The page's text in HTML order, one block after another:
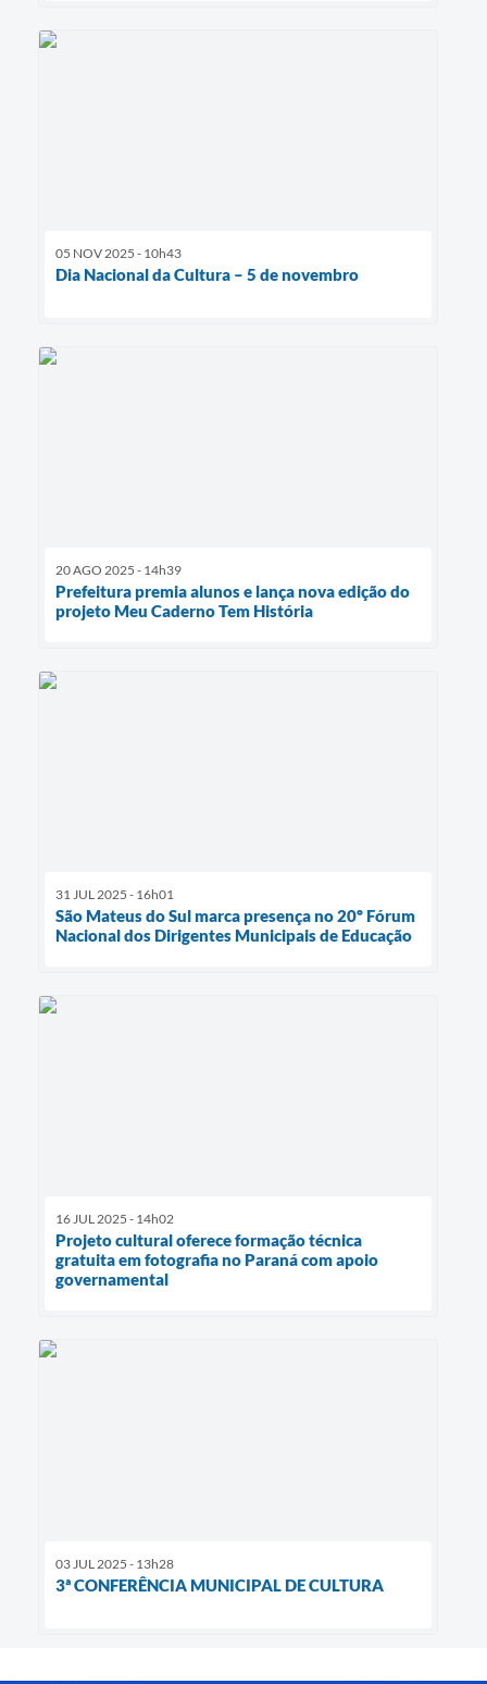
05 NOV 2025 - 10h43
Dia Nacional da Cultura – 5 de novembro
20 AGO 2025 - 14h39
Prefeitura premia alunos e lança nova edição do
projeto Meu Caderno Tem História
31 JUL 2025 - 16h01
São Mateus do Sul marca presença no 20º Fórum
Nacional dos Dirigentes Municipais de Educação
16 JUL 2025 - 14h02
Projeto cultural oferece formação técnica
gratuita em fotografia no Paraná com apoio
governamental
03 JUL 2025 - 13h28
3ª CONFERÊNCIA MUNICIPAL DE CULTURA